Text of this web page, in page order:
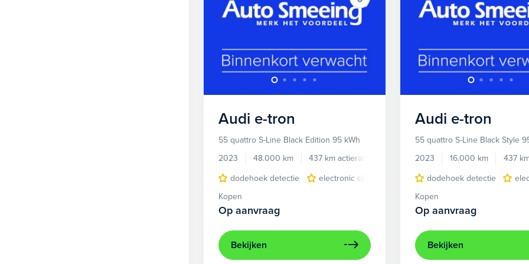
Audi e-tron
55 quattro S-Line Black Edition 95 kWh
2023
48.000 km 437 km actieradius
Elektrisch
dodehoek detectie
electronic climate controle elektrisch glazen
Kopen
Op aanvraag
Bekijken
Audi e-tron
55 quattro S-Line Black Style
2023
16.000 km 437
dodehoek detectie
Kopen
Op aanvraag
Bekijken